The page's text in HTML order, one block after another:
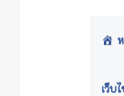
เว็บ